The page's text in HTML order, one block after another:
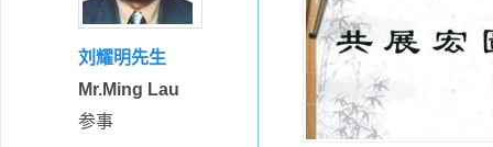
刘耀明先生
Mr.Ming Lau
参事